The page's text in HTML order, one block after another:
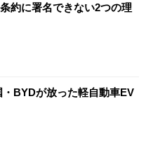
約に署名できない2つの理
BYDが放った軽自動車EV